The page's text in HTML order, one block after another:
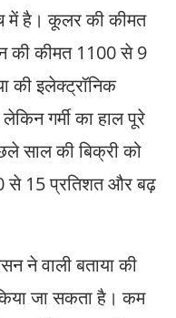
में है। कूलर की कीमत
की कीमत 1100 से 9
की इलेक्ट्रॉनिक
गर्मी का हाल पूरे
साल की बिक्री को
15 प्रतिशत और बढ़
ने वाली बताया की
जा सकता है। कम